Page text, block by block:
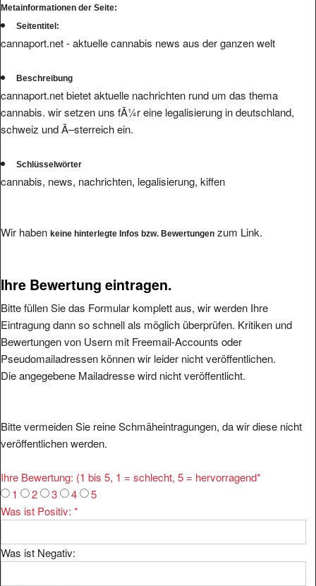
Metainformationen der Seite:
Seitentitel:
cannaport.net - aktuelle cannabis news aus der ganzen welt
Beschreibung
cannaport.net bietet aktuelle nachrichten rund um das thema
cannabis. wir setzen uns fÃ¼r eine legalisierung in deutschland,
schweiz und Ã–sterreich ein.
Schlüsselwörter
cannabis, news, nachrichten, legalisierung, kiffen
Wir haben keine hinterlegte Infos bzw. Bewertungen zum Link.
Ihre Bewertung eintragen.
Bitte füllen Sie das Formular komplett aus, wir werden Ihre
Eintragung dann so schnell als möglich überprüfen. Kritiken und
Bewertungen von Usern mit Freemail-Accounts oder
Pseudomailadressen können wir leider nicht veröffentlichen.
Die angegebene Mailadresse wird nicht veröffentlicht.
Bitte vermeiden Sie reine Schmäheintragungen, da wir diese nicht
veröffentlichen werden.
Ihre Bewertung: (1 bis 5, 1 = schlecht, 5 = hervorragend*
1
2 3 4
5
Was ist Positiv: *
Was ist Negativ: